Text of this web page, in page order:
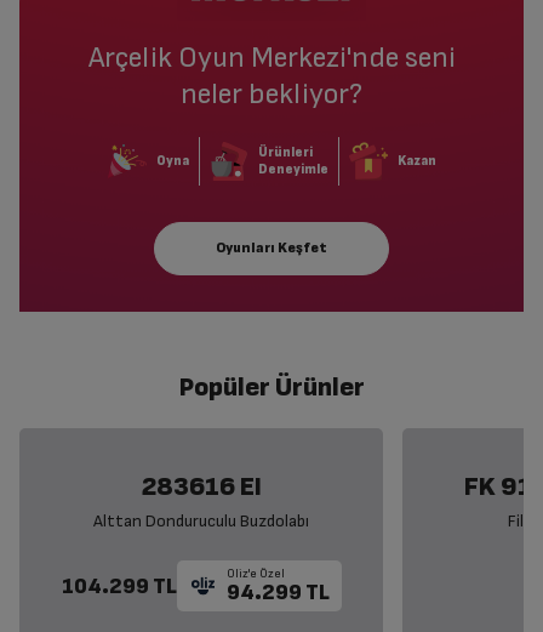
Arçelik Oyun Merkezi'nde seni
neler bekliyor?
Oyna
Ürünleri
Deneyimle
Kazan
Popüler Ürünler
283616 EI
Alttan Donduruculu Buzdolabı
104.299 TL Oliz'e Özel
94.299 TL
FK